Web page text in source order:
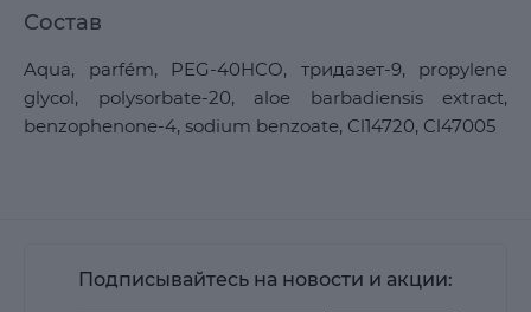
Состав
Aqua, parfém, PEG-40HCO, тридазет-9, propylene
glycol, polysorbate-20, aloe barbadiensis extract,
benzophenone-4, sodium benzoate, Cl14720, Cl47005
Подписывайтесь на новости и акции: